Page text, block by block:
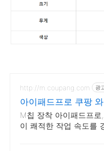
http://m.coupang.com 광
아이패드프로 쿠팡
무제한 무료배송
M칩 장착 아이패드프로
이 쾌적한 작업 속도를